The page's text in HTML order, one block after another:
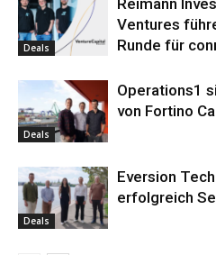
Deals
Reimann
Ventures
Runde für
Deals
Operations1
von Fortino
Deals
Eversion
erfolgreich